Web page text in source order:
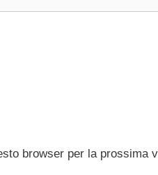
browser per la prossima